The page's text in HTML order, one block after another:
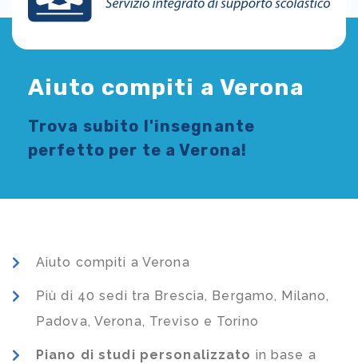
Aiuto compiti a Verona
Trova subito l'insegnante
perfetto per te a Verona!
Aiuto compiti a Verona
Più di 40 sedi tra Brescia, Bergamo, Milano,
Padova, Verona, Treviso e Torino
Piano di studi personalizzato in base a